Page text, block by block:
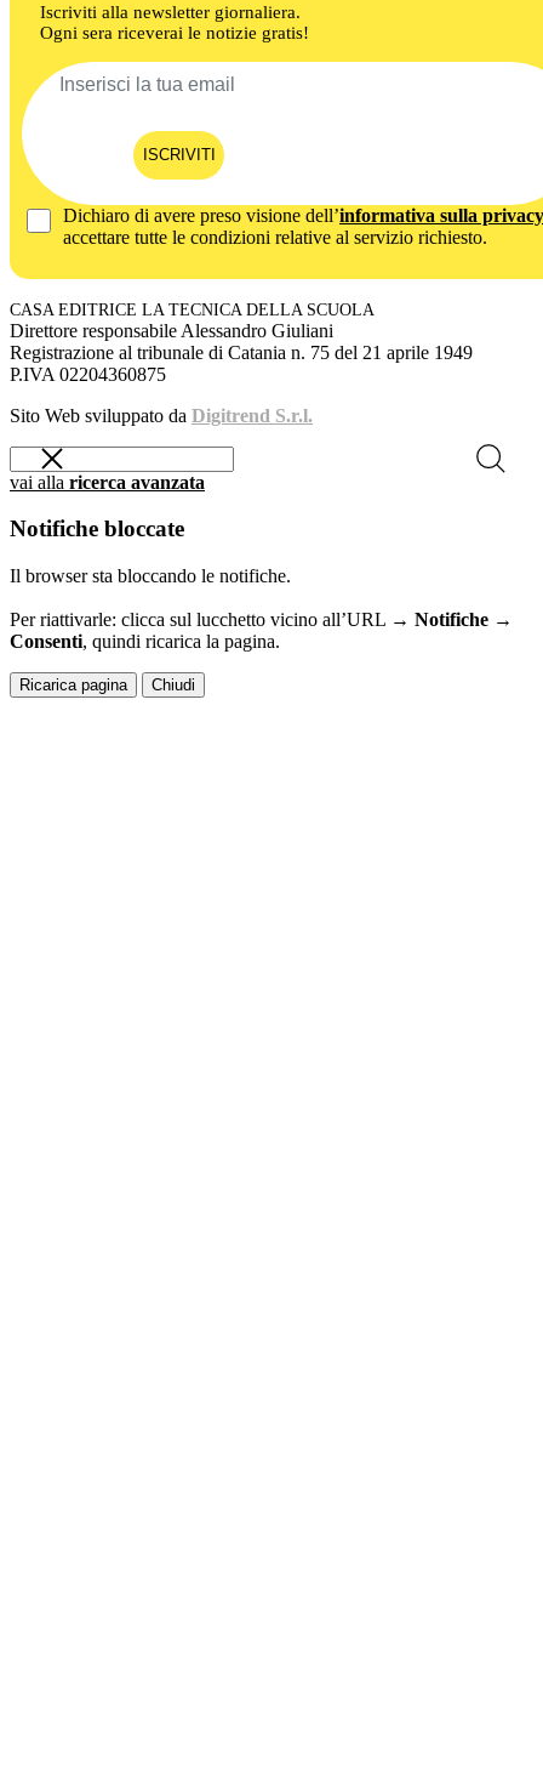
Iscriviti alla newsletter giornaliera.
Ogni sera riceverai le notizie gratis!
ISCRIVITI
Dichiaro di avere preso visione dell’informativa sulla privacy
accettare tutte le condizioni relative al servizio richiesto.
CASA EDITRICE LA TECNICA DELLA SCUOLA
Direttore responsabile Alessandro Giuliani
Registrazione al tribunale di Catania n. 75 del 21 aprile 1949
P.IVA 02204360875
Sito Web sviluppato da Digitrend S.r.l.
vai alla ricerca avanzata
Notifiche bloccate
Il browser sta bloccando le notifiche.
Per riattivarle: clicca sul lucchetto vicino all’URL → Notifiche →
Consenti, quindi ricarica la pagina.
Ricarica pagina Chiudi